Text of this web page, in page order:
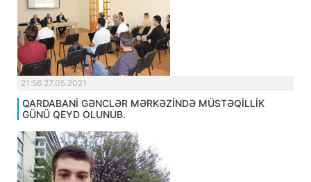
21:56 27.05.2021
QARDABANİ GƏNCLƏR MƏRKƏZİNDƏ MÜSTƏQİLLİK
GÜNÜ QEYD OLUNUB.